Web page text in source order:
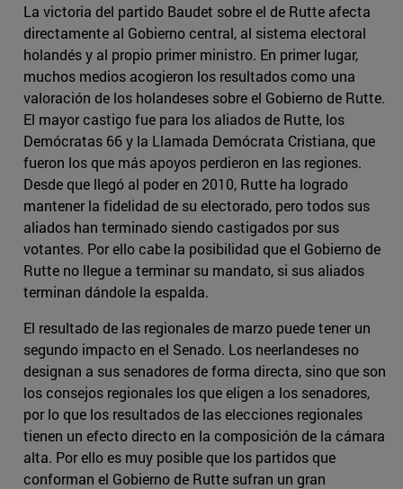
La victoria del partido Baudet sobre el de Rutte afecta
directamente al Gobierno central, al sistema electoral
holandés y al propio primer ministro. En primer lugar,
muchos medios acogieron los resultados como una
valoración de los holandeses sobre el Gobierno de Rutte.
El mayor castigo fue para los aliados de Rutte, los
Demócratas 66 y la Llamada Demócrata Cristiana, que
fueron los que más apoyos perdieron en las regiones.
Desde que llegó al poder en 2010, Rutte ha logrado
mantener la fidelidad de su electorado, pero todos sus
aliados han terminado siendo castigados por sus
votantes. Por ello cabe la posibilidad que el Gobierno de
Rutte no llegue a terminar su mandato, si sus aliados
terminan dándole la espalda.
El resultado de las regionales de marzo puede tener un
segundo impacto en el Senado. Los neerlandeses no
designan a sus senadores de forma directa, sino que son
los consejos regionales los que eligen a los senadores,
por lo que los resultados de las elecciones regionales
tienen un efecto directo en la composición de la cámara
alta. Por ello es muy posible que los partidos que
conforman el Gobierno de Rutte sufran un gran